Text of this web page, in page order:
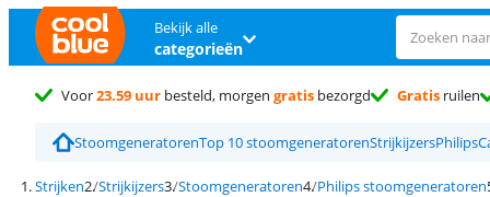
Bekijk alle
categorieën
Voor23.59 uur besteld, morgen gratis bezorgd Gratis ruilen
StoomgeneratorenTop 10 stoomgeneratorenStrijkijzersPhilips
Strijken Strijkijzers Stoomgeneratoren Philips stoomgeneratoren